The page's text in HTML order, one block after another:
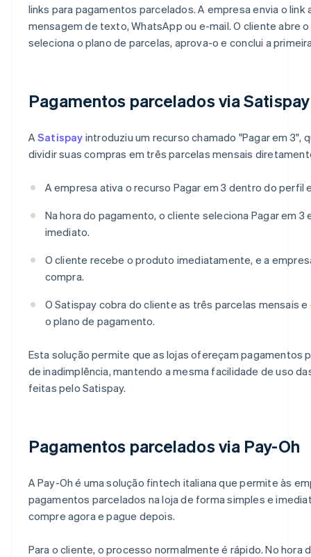
links para pagamentos parcelados. A empresa envia o link
mensagem de texto, WhatsApp ou e-mail. O cliente abre
seleciona o plano de parcelas, aprova-o e conclui a
Pagamentos parcelados via Satispay
A Satispay introduziu um recurso chamado "Pagar em 3",
dividir suas compras em três parcelas mensais
A empresa ativa o recurso Pagar em 3 dentro do perfil
Na hora do pagamento, o cliente seleciona Pagar em
imediato.
O cliente recebe o produto imediatamente, e a
compra.
O Satispay cobra do cliente as três parcelas mensais
o plano de pagamento.
Esta solução permite que as lojas ofereçam pagamentos
de inadimplência, mantendo a mesma facilidade de uso
feitas pelo Satispay.
Pagamentos parcelados via Pay-Oh
A Pay-Oh é uma solução fintech italiana que permite às
pagamentos parcelados na loja de forma simples e
compre agora e pague depois.
Para o cliente, o processo normalmente é rápido. No hora